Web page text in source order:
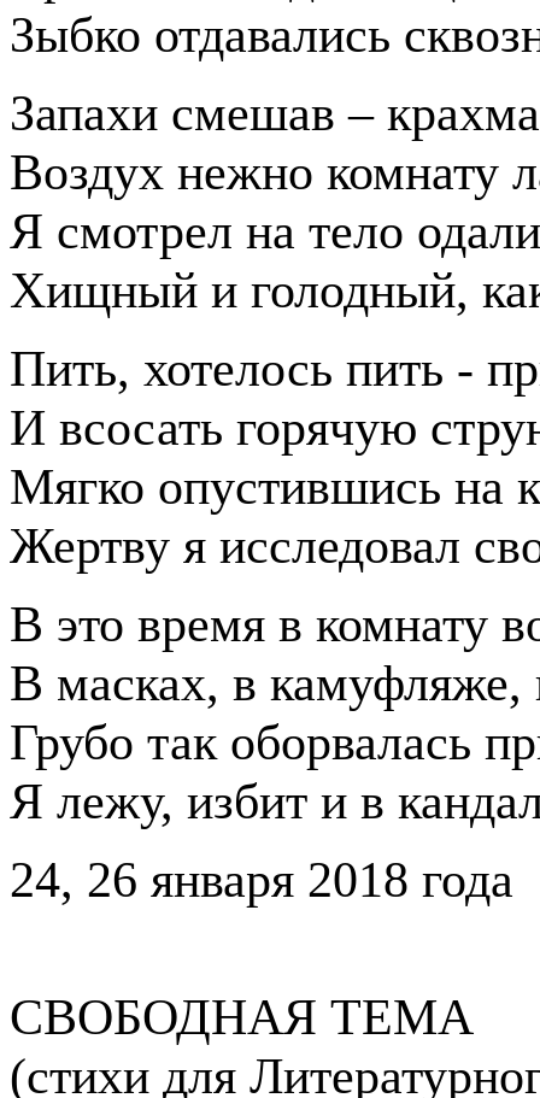
Зыбко отдавались
Запахи смешав –
Воздух нежно комнату
Я смотрел на тело
Хищный и голодный,
Пить, хотелось пить -
И всосать горячую
Мягко опустившись на
Жертву я исследовал
В это время в комнату
В масках, в
Грубо так оборвалась
Я лежу, избит и в
24, 26 января 2018 года
СВОБОДНАЯ ТЕМА
(стихи для